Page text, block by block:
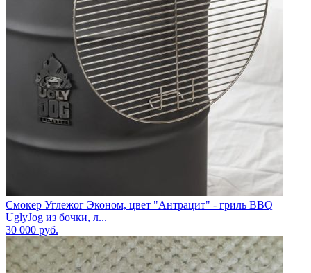
Смокер Углежог Эконом, цвет "Антрацит" - гриль BBQ
UglyJog из бочки, л...
30 000 руб.